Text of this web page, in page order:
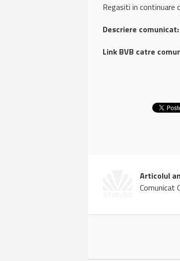
Regasiti in continuare
Descriere comunicat:
Link BVB catre
Articolul
Comunicat